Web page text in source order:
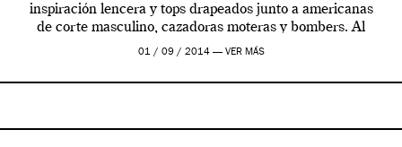
inspiración lencera y tops drapeados junto a americanas
de corte masculino, cazadoras moteras y bombers. Al
frente de la […]
01 / 09 / 2014 — VER MÁS